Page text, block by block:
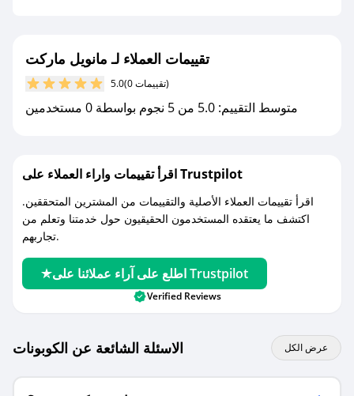
مع صحصح، تسوق بذكاء ووفّر على كل مشترياتك مع
تقييمات العملاء لـ مانويل ماركت
5.0 (0 تقييمات)
متوسط التقييم: 5.0 من 5 نجوم بواسطة 0 مستخدمين
اقرأ تقييمات واراء العملاء على Trustpilot
اقرأ تقييمات العملاء الأصلية والتقييمات من المشترين المتحققين.
اكتشف ما يعتقده المستخدمون الحقيقيون حول خدمتنا وتعلم من
تجاربهم.
اطلع على آراء عملائنا على Trustpilot
Verified Reviews
الاسئلة الشائعة عن الكوبونات عرض الكل